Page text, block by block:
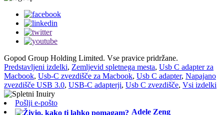
Gopod Group Holding Limited. Vse pravice pridržane.
Predstavljeni izdelki, Zemljevid spletnega mesta, Usb C adapter za
Macbook, Usb-C zvezdišče za Macbook, Usb C adapter, Napajano
zvezdišče USB 3.0, USB-C adapterji, Usb C zvezdišče, Vsi izdelki
Pošlji e-pošto
Adele Zeng